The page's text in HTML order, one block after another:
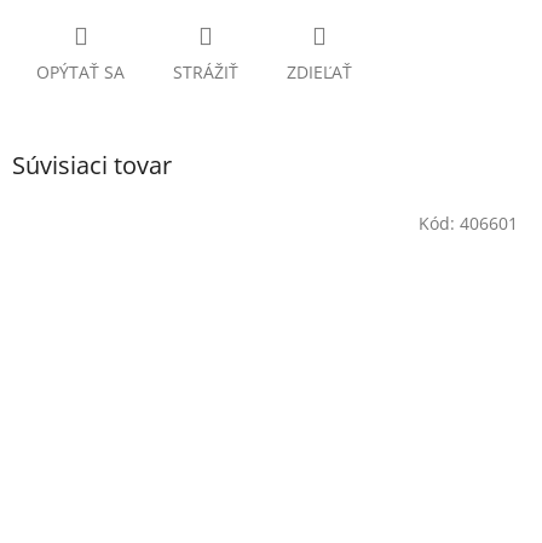
OPÝTAŤ SA STRÁŽIŤ ZDIEĽAŤ
Súvisiaci tovar
Kód: 406601